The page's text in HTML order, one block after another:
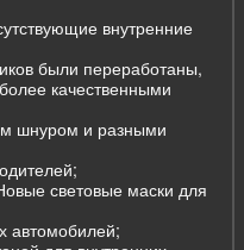
внутренние
были переработаны,
качественными
шнуром и разными
световые маски для
автомобилей;